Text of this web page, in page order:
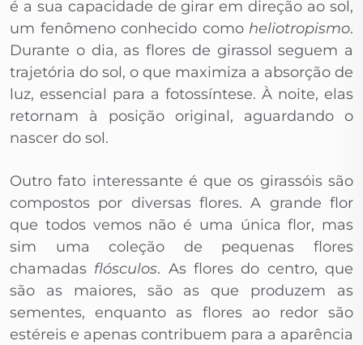
é a sua capacidade de girar em direção ao sol,
um fenômeno conhecido como heliotropismo.
Durante o dia, as flores de girassol seguem a
trajetória do sol, o que maximiza a absorção de
luz, essencial para a fotossíntese. À noite, elas
retornam à posição original, aguardando o
nascer do sol.
Outro fato interessante é que os girassóis são
compostos por diversas flores. A grande flor
que todos vemos não é uma única flor, mas
sim uma coleção de pequenas flores
chamadas flósculos. As flores do centro, que
são as maiores, são as que produzem as
sementes, enquanto as flores ao redor são
estéreis e apenas contribuem para a aparência